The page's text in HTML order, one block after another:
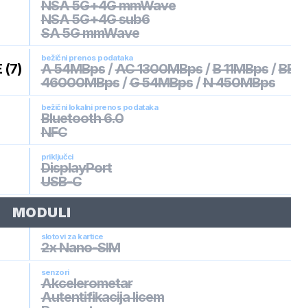
NSA 5G+4G mmWave
NSA 5G+4G sub6
SA 5G mmWave
(7)
bežični prenos podataka
A 54MBps/AC 1300MBps/B 11MBps/
46000MBps/G 54MBps/N 450MBps
bežični lokalni prenos podataka
Bluetooth 6.0
NFC
priključci
DisplayPort
USB-C
MODULI
slotovi za kartice
2x Nano-SIM
senzori
Akcelerometar
Autentifikacija licem